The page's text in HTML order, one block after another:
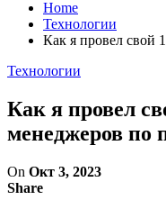
Home
Технологии
Как я провел свой
Технологии
Как я провел
менеджеров по
On Окт 3, 2023
Share